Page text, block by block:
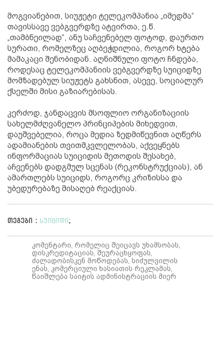
მოგვიანებით, სიუჟეტი ტელეკომპანია „იმედმა“
თავისსავე ვებგვერდზე ატვირთა, ე.წ.
„თამბნეილად“, ანუ საჩვენებელ ფოტოდ, დაურთო
სურათი, რომელზეც აღბეჭდილია, როგორ ხტება
მამაკაცი შენობიდან. აღნიშნული ფოტო ჩნდება,
როდესაც ტელეკომპანიის ვებგვერდზე სუიციდზე
მომზადებულ სიუჟეტს გახსნით, ასევე, სოციალურ
ქსელში მისი გაზიარებისას.
კერძოდ, ჯანდაცვის მსოფლიო ორგანიზაციის
სახელმძღვანელო პრინციპების მიხედვით,
დაუშვებელია, როცა მედია ზედმიწევნით აღწერს
ადამიანების თვითმკვლელობას, აქვეყნებს
ინფორმაციას სუიციდის მეთოდის შესახებ,
აჩვენებს დადგმულ სცენას (რეკონსტრუქციას), ან
ამართლებს სუიციდს, როგორც კრიზისსა და
უბედურებაზე მისაღებ რეაქციას.
თეგები : სუიციდი ;
კომენტარი, რომელიც შეიცავს უხამსობას,
დისკრედიტაციას, შეურაცხყოფას,
ძალადობისკენ მოწოდებას, სიძულვილის
ენას, კომერციული ხასიათის რეკლამას,
წაიშლება საიტის ადმინისტრაციის მიერ